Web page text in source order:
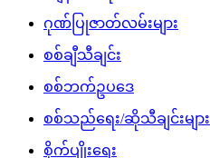
ဂုဏ်ပြုဇာတ်လမ်းများ
စစ်ချီသီချင်း
စစ်ဘက်ဥပဒေ
စစ်သည်ရေး/ဆိုသီချင်းများ
စိုက်ပျိုးရေး